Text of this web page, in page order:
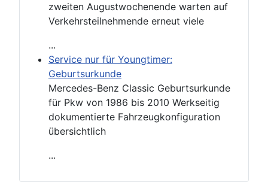
zweiten Augustwochenende warten auf
Verkehrsteilnehmende erneut viele
...
Service nur für Youngtimer:
Geburtsurkunde
Mercedes-Benz Classic Geburtsurkunde
für Pkw von 1986 bis 2010 Werkseitig
dokumentierte Fahrzeugkonfiguration
übersichtlich
...